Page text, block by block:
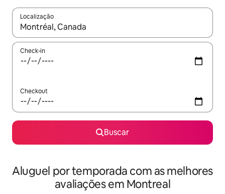
Localização
Quando os resultados estiverem disponíveis, explore-os
Check-in
Checkout
Buscar
Aluguel por temporada com as melhores
avaliações em Montreal